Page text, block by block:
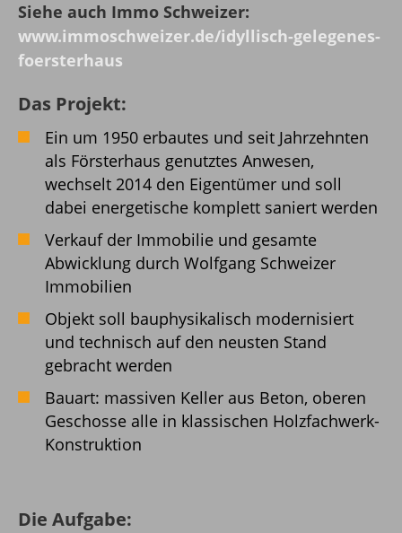
Siehe auch Immo Schweizer:
www.immoschweizer.de/idyllisch-gelegenes-
foersterhaus
Das Projekt:
Ein um 1950 erbautes und seit Jahrzehnten
als Försterhaus genutztes Anwesen,
wechselt 2014 den Eigentümer und soll
dabei energetische komplett saniert werden
Verkauf der Immobilie und gesamte
Abwicklung durch Wolfgang Schweizer
Immobilien
Objekt soll bauphysikalisch modernisiert
und technisch auf den neusten Stand
gebracht werden
Bauart: massiven Keller aus Beton, oberen
Geschosse alle in klassischen Holzfachwerk-
Konstruktion
Die Aufgabe: